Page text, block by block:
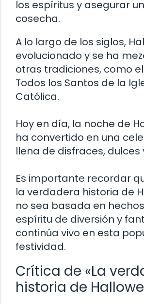
los espíritus y asegurar
cosecha.
A lo largo de los siglos,
evolucionado y se ha
otras tradiciones, como
Todos los Santos de la
Católica.
Hoy en día, la noche de
ha convertido en una
llena de disfraces, dulces
Es importante recordar
la verdadera historia de
no sea basada en
espíritu de diversión y
continúa vivo en esta
festividad.
Crítica de «La
historia de